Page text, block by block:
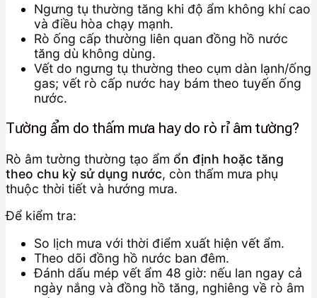
Ngưng tụ thường tăng khi độ ẩm không khí cao
và điều hòa chạy mạnh.
Rò ống cấp thường liên quan đồng hồ nước
tăng dù không dùng.
Vết do ngưng tụ thường theo cụm dàn lạnh/ống
gas; vết rò cấp nước hay bám theo tuyến ống
nước.
Tường ẩm do thấm mưa hay do rò rỉ âm tường?
Rò âm tường thường tạo ẩm ổn định hoặc tăng
theo chu kỳ sử dụng nước, còn thấm mưa phụ
thuộc thời tiết và hướng mưa.
Để kiểm tra:
So lịch mưa với thời điểm xuất hiện vết ẩm.
Theo dõi đồng hồ nước ban đêm.
Đánh dấu mép vết ẩm 48 giờ: nếu lan ngay cả
ngày nắng và đồng hồ tăng, nghiêng về rò âm